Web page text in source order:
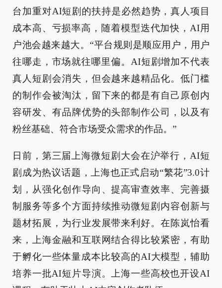
台加重对AI短剧的扶持是必然趋势，真人项目
成本高、亏损率高，随着模型迭代加快，AI用
户池会越来越大。“平台规则是顺应用户，用户
往哪走，市场就往哪里偏。AI短剧增加不代表
真人短剧会消失，但会越来越精品化。低门槛
的制作会被淘汰，留下来的都是有自己原创内
容研发、有品牌优势的头部制作公司，以及有
粉丝基础、符合市场受众需求的作品。”
日前，第三届上海微短剧大会在沪举行，AI短
剧成为热议话题，上海也正式启动“繁花”3.0计
划，从强化创作导向、提高审查效率、完善摄
制服务等多个方面持续推动微短剧内容创新与
题材拓展，为行业发展带来利好。在陈岚怡看
来，上海金融和互联网结合得比较紧密，有助
于孵化一些体量成本比较高的AI大模型，辅助
培养一批AI短片导演。上海一些高校也开设AI